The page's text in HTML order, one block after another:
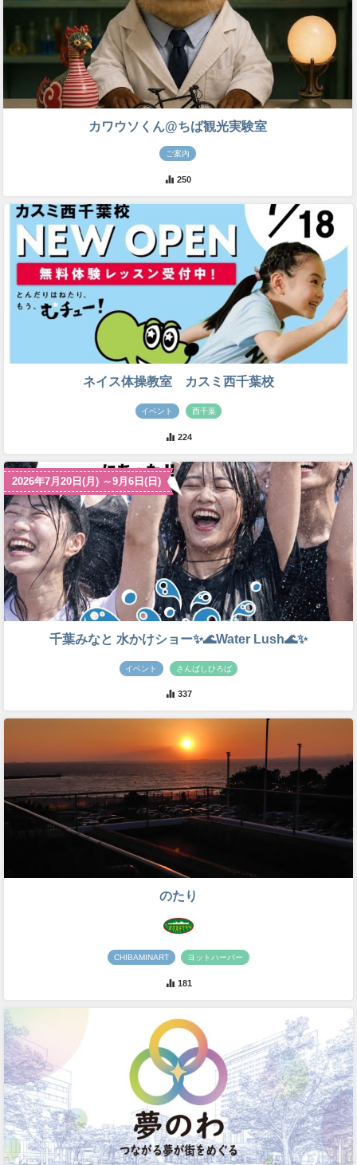
カワウソくん@ちば観光実験室
ご案内
250
ネイス体操教室 カスミ西千葉校
イベント 西千葉
224
2026年7月20日(月) ～9月6日(日)
千葉みなと 水かけショー✨🌊Water Lush🌊✨
イベント さんばしひろば
337
のたり
CHIBAMINART ヨットハーバー
181